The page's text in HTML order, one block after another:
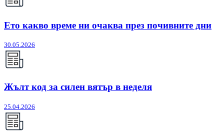
Ето какво време ни очаква през почивните дни
30.05.2026
Жълт код за силен вятър в неделя
25.04.2026